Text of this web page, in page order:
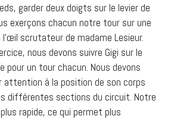
garder deux doigts sur le levier de
exerçons chacun notre tour sur une
scrutateur de madame Lesieur.
nous devons suivre Gigi sur le
pour un tour chacun. Nous devons
à la position de son corps
différentes sections du circuit. Notre
rapide, ce qui permet plus